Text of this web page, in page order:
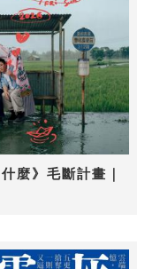
麼》毛斷計畫｜